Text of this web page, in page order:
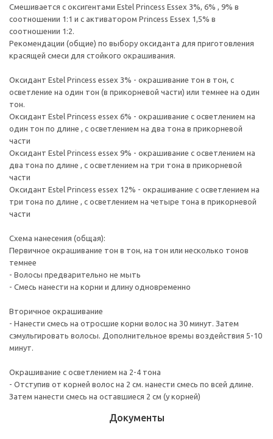
Смешивается с оксигентами Estel Princess Essex 3%, 6% , 9% в
соотношении 1:1 и с активатором Princess Essex 1,5% в
соотношении 1:2.
Рекомендации (общие) по выбору оксиданта для приготовления
красящей смеси для стойкого окрашивания.
Оксидант Estel Princess essex 3% - окрашивание тон в тон, с
осветление на один тон (в прикорневой части) или темнее на один
тон.
Оксидант Estel Princess essex 6% - окрашивание с осветлением на
один тон по длине , с осветлением на два тона в прикорневой
части
Оксидант Estel Princess essex 9% - окрашивание с осветлением на
два тона по длине , с осветлением на три тона в прикорневой
части
Оксидант Estel Princess essex 12% - окрашивание с осветлением на
три тона по длине , с осветлением на четыре тона в прикорневой
части
Схема нанесения (общая):
Первичное окрашивание тон в тон, на тон или несколько тонов
темнее
- Волосы предварительно не мыть
- Смесь нанести на корни и длину одновременно
Вторичное окрашивание
- Нанести смесь на отросшие корни волос на 30 минут. Затем
сэмульгировать волосы. Дополнительное времы воздействия 5-10
минут.
Окрашивание с осветлением на 2-4 тона
- Отступив от корней волос на 2 см. нанести смесь по всей длине.
Затем нанести смесь на оставшиеся 2 см (у корней)
Документы